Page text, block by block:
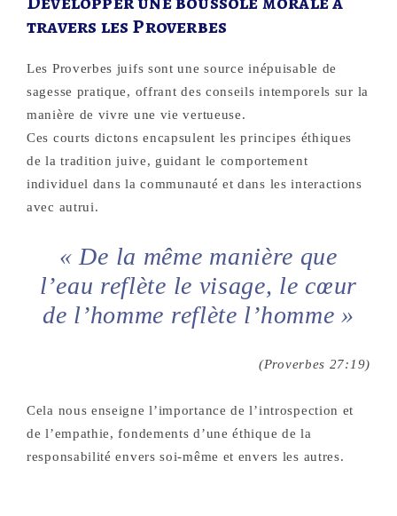
travers les Proverbes
Les Proverbes juifs sont une source inépuisable de
sagesse pratique, offrant des conseils intemporels sur la
manière de vivre une vie vertueuse.
Ces courts dictons encapsulent les principes éthiques
de la tradition juive, guidant le comportement
individuel dans la communauté et dans les interactions
avec autrui.
« De la même manière que
l’eau reflète le visage, le cœur
de l’homme reflète l’homme »
(Proverbes 27:19)
Cela nous enseigne l’importance de l’introspection et
de l’empathie, fondements d’une éthique de la
responsabilité envers soi-même et envers les autres.